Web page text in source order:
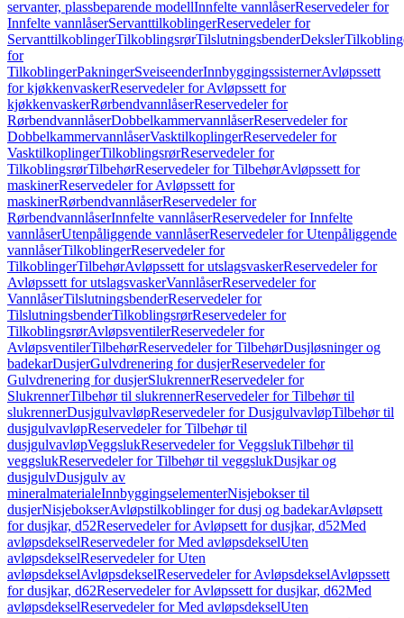
servanter, plassbeparende modellInnfelte vannlåserReservedeler for
Innfelte vannlåserServanttilkoblingerReservedeler for
ServanttilkoblingerTilkoblingsrørTilslutningsbenderDeksler
for
TilkoblingerPakningerSveiseenderInnbyggingssisternerAvløpssett
for kjøkkenvaskerReservedeler for Avløpssett for
kjøkkenvaskerRørbendvannlåserReservedeler for
RørbendvannlåserDobbelkammervannlåserReservedeler for
DobbelkammervannlåserVasktilkoplingerReservedeler for
VasktilkoplingerTilkoblingsrørReservedeler for
TilkoblingsrørTilbehørReservedeler for TilbehørAvløpssett for
maskinerReservedeler for Avløpssett for
maskinerRørbendvannlåserReservedeler for
RørbendvannlåserInnfelte vannlåserReservedeler for Innfelte
vannlåserUtenpåliggende vannlåserReservedeler for Utenpåliggende
vannlåserTilkoblingerReservedeler for
TilkoblingerTilbehørAvløpssett for utslagsvaskerReservedeler for
Avløpssett for utslagsvaskerVannlåserReservedeler for
VannlåserTilslutningsbenderReservedeler for
TilslutningsbenderTilkoblingsrørReservedeler for
TilkoblingsrørAvløpsventilerReservedeler for
AvløpsventilerTilbehørReservedeler for TilbehørDusjløsninger og
badekarDusjerGulvdrenering for dusjerReservedeler for
Gulvdrenering for dusjerSlukrennerReservedeler for
SlukrennerTilbehør til slukrennerReservedeler for Tilbehør til
slukrennerDusjgulvavløpReservedeler for DusjgulvavløpTilbehør til
dusjgulvavløpReservedeler for Tilbehør til
dusjgulvavløpVeggslukReservedeler for VeggslukTilbehør til
veggslukReservedeler for Tilbehør til veggslukDusjkar og
dusjgulvDusjgulv av
mineralmaterialeInnbyggingselementerNisjebokser til
dusjerNisjebokserAvløpstilkoblinger for dusj og badekarAvløpsett
for dusjkar, d52Reservedeler for Avløpsett for dusjkar, d52Med
avløpsdekselReservedeler for Med avløpsdekselUten
avløpsdekselReservedeler for Uten
avløpsdekselAvløpsdekselReservedeler for AvløpsdekselAvløpssett
for dusjkar, d62Reservedeler for Avløpssett for dusjkar, d62Med
avløpsdekselReservedeler for Med avløpsdekselUten